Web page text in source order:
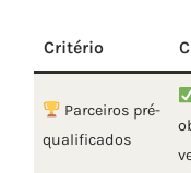
Critério
Parceiros pré-
qualificados